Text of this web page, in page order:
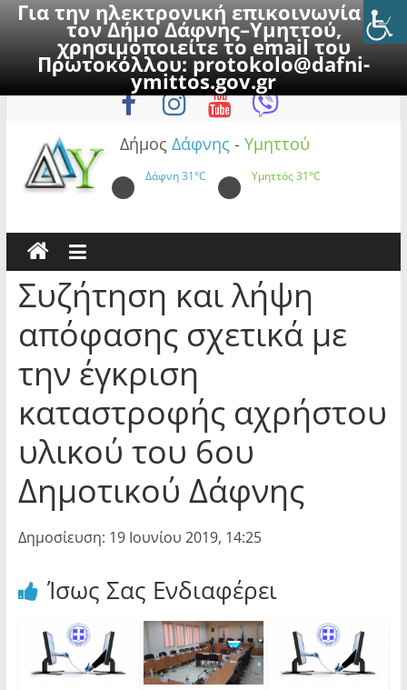
Για την ηλεκτρονική επικοινωνία με
τον Δήμο Δάφνης–Υμηττού,
χρησιμοποιείτε το email του
Πρωτοκόλλου:protokolo@dafni-
ymittos.gov.gr
to
Παρασκευή, 7 Αυγούστου 2026
Δήμος Δάφνης - Υμηττού
Δάφνη31°C Υμηττός31°C
Συζήτηση και λήψη
απόφασης σχετικά με
την έγκριση
καταστροφής αχρήστου
υλικού του 6ου
Δημοτικού Δάφνης
Δημοσίευση: 19 Ιουνίου 2019, 14:25
Ίσως Σας Ενδιαφέρει